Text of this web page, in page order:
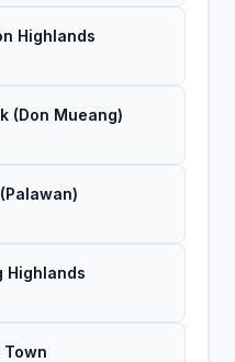
Highlands
(Don Mueang)
Highlands